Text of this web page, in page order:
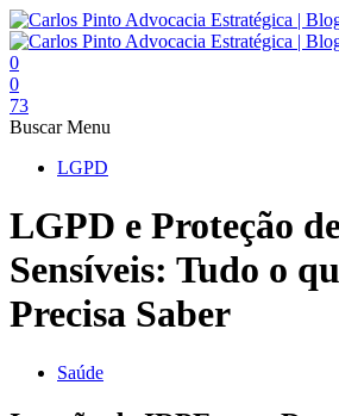
0
0
73
Buscar Menu
LGPD
LGPD e Proteção
Sensíveis: Tudo o
Precisa Saber
Saúde